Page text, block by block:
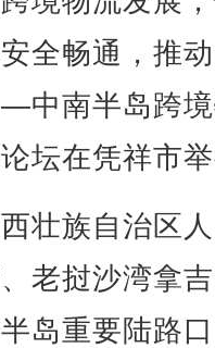
全畅通，推
中南半岛跨
坛在凭祥市
族自治区
老挝沙湾拿
岛重要陆路